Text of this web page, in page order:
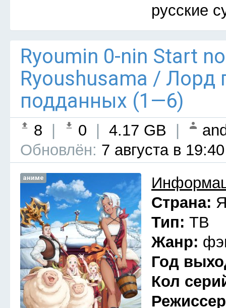
русские
Ryoumin 0-nin Start
Ryoushusama / Лорд
подданных (1—6)
8 0 4.17 GB
Обновлён: 7 августа в 19:40
аниме
Страна:
Тип: ТВ
Жанр:
Год
Кол